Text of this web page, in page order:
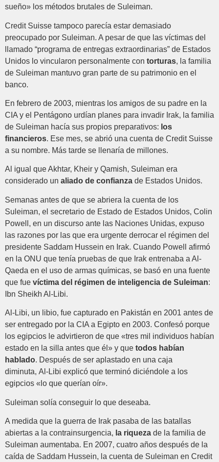
sueño» los métodos brutales de Suleiman.
Credit Suisse tampoco parecía estar demasiado
preocupado por Suleiman. A pesar de que las víctimas del
llamado “programa de entregas extraordinarias” de Estados
Unidos lo vincularon personalmente con torturas, la familia
de Suleiman mantuvo gran parte de su patrimonio en el
banco.
En febrero de 2003, mientras los amigos de su padre en la
CIA y el Pentágono urdían planes para invadir Irak, la familia
de Suleiman hacía sus propios preparativos: los
financieros. Ese mes, se abrió una cuenta de Credit Suisse
a su nombre. Más tarde se llenaría de millones.
Al igual que Akhtar, Kheir y Qamish, Suleiman era
considerado un aliado de confianza de Estados Unidos.
Semanas antes de que se abriera la cuenta de los
Suleiman, el secretario de Estado de Estados Unidos, Colin
Powell, en un discurso ante las Naciones Unidas, expuso
las razones por las que era urgente derrocar el régimen del
presidente Saddam Hussein en Irak. Cuando Powell afirmó
en la ONU que tenía pruebas de que Irak entrenaba a Al-
Qaeda en el uso de armas químicas, se basó en una fuente
que fue víctima del régimen de inteligencia de Suleiman:
Ibn Sheikh Al-Libi.
Al-Libi, un libio, fue capturado en Pakistán en 2001 antes de
ser entregado por la CIA a Egipto en 2003. Confesó porque
los egipcios le advirtieron de que «tres mil individuos habían
estado en la silla antes que él» y que todos habían
hablado. Después de ser aplastado en una caja
diminuta, Al-Libi explicó que terminó diciéndole a los
egipcios «lo que querían oír».
Suleiman solía conseguir lo que deseaba.
A medida que la guerra de Irak pasaba de las batallas
abiertas a la contrainsurgencia, la riqueza de la familia de
Suleiman aumentaba. En 2007, cuatro años después de la
caída de Saddam Hussein, la cuenta de Suleiman en Credit